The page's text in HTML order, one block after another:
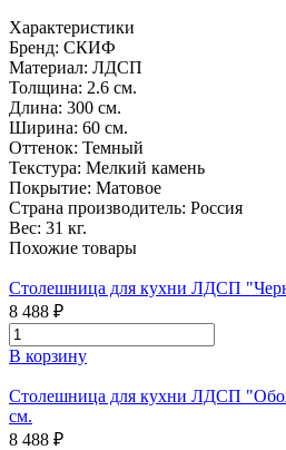
Характеристики
Бренд: СКИФ
Материал: ЛДСП
Толщина: 2.6 см.
Длина: 300 см.
Ширина: 60 см.
Оттенок: Темный
Текстура: Мелкий камень
Покрытие: Матовое
Страна производитель: Россия
Вес: 31 кг.
Похожие товары
Столешница для кухни ЛДСП
8 488 ₽
В корзину
Столешница для кухни ЛДСП
см.
8 488 ₽